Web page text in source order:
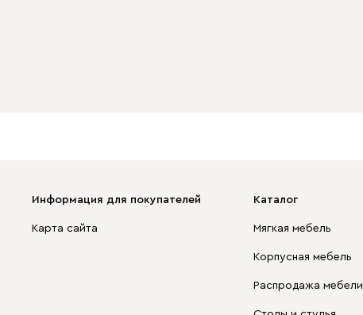
Информация для покупателей
Карта сайта
Каталог
Мягкая мебель
Корпусная мебель
Распродажа мебели